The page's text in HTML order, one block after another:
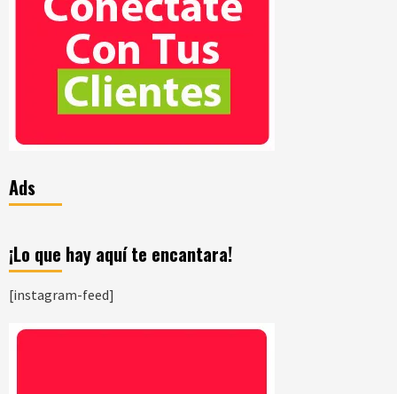
Ads
¡Lo que hay aquí te encantara!
[instagram-feed]